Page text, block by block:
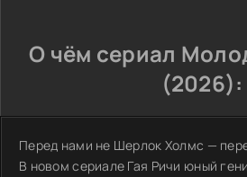
О чём сериал
(2026):
Перед нами не Шерлок Холмс —
В новом сериале Гая Ричи юный